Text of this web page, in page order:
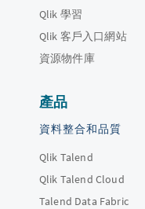
Qlik 學習
Qlik 客戶入口網站
資源物件庫
產品
資料整合和品質
Qlik Talend
Qlik Talend Cloud
Talend Data Fabric